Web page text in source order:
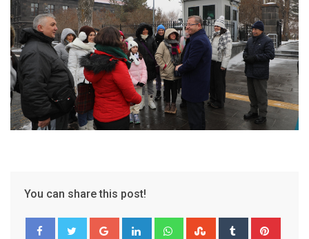
You can share this post!
Google+ LinkedIn WhatsappStumbleUpon
Tumblr